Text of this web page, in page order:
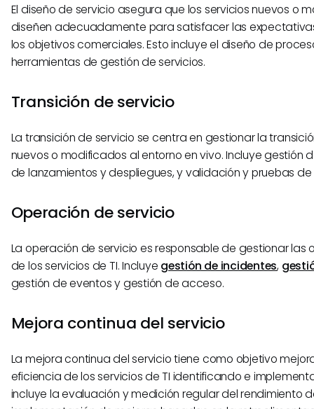
El diseño de servicio asegura que los servicios nuevos o
diseñen adecuadamente para satisfacer las
los objetivos comerciales. Esto incluye el diseño de
herramientas de gestión de servicios.
Transición de servicio
La transición de servicio se centra en gestionar la
nuevos o modificados al entorno en vivo. Incluye gestión
de lanzamientos y despliegues, y validación y pruebas de
Operación de servicio
La operación de servicio es responsable de gestionar las
de los servicios de TI. Incluye gestión de incidentes,
gestión de eventos y gestión de acceso.
Mejora continua del servicio
La mejora continua del servicio tiene como objetivo
eficiencia de los servicios de TI identificando e
incluye la evaluación y medición regular del rendimiento